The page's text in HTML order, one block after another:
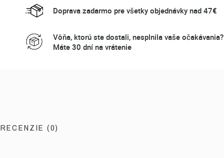
Doprava zadarmo pre všetky objednávky nad 47€
Vôňa, ktorú ste dostali, nesplnila vaše očakávania?
Máte 30 dní na vrátenie
RECENZIE (0)